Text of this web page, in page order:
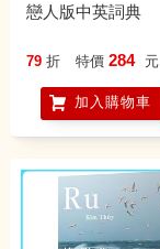
戀人版中英詞典
79 折 特價 284 元
加入購物車